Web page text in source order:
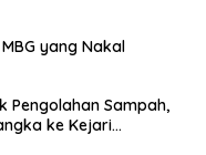
yang Nakal
Pengolahan Sampah,
ke Kejari